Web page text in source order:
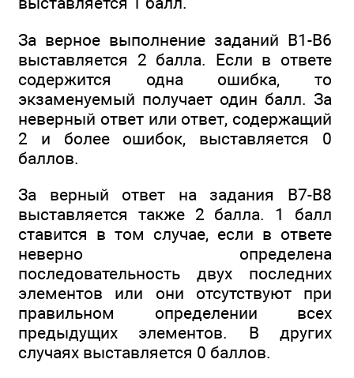
За верное выполнение заданий В1-В6
выставляется 2 балла. Если в ответе
содержится одна ошибка, то
экзаменуемый получает один балл. За
неверный ответ или ответ, содержащий
2 и более ошибок, выставляется 0
баллов.
За верный ответ на задания В7-В8
выставляется также 2 балла. 1 балл
ставится в том случае, если в ответе
неверно определена
последовательность двух последних
элементов или они отсутствуют при
правильном определении всех
предыдущих элементов. В других
случаях выставляется 0 баллов.